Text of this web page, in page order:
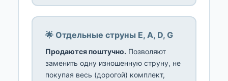
🌟 Отдельные струны E, A, D, G
Продаются поштучно. Позволяют
заменить одну изношенную струну, не
покупая весь (дорогой) комплект,